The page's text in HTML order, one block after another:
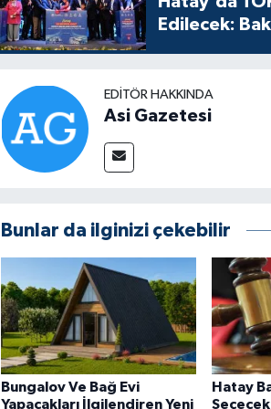
Edilecek:
EDITÖR HAKKINDA
Asi Gazetesi
Bunlar da ilginizi çekebilir
Bungalov Ve Bağ Evi
Yapacakları İlgilendiren Yeni
Hatay